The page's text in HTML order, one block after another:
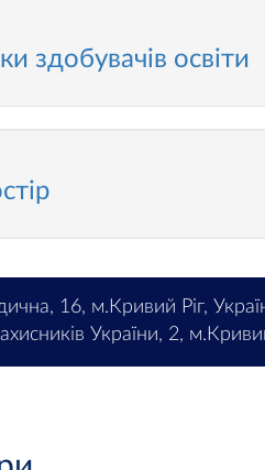
здобувачів освіти
16, м.Кривий Ріг,
України, 2,